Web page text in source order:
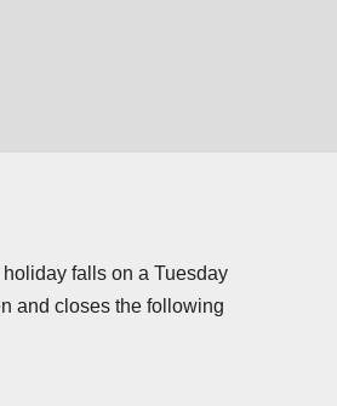
falls on a Tuesday
and closes the following